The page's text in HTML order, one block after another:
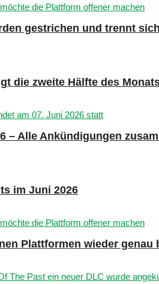
gestrichen und trennt
die zweite Hälfte des
– Alle Ankündigungen
im Juni 2026
Plattformen wieder genau